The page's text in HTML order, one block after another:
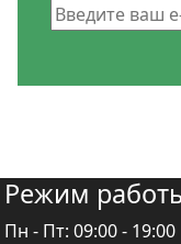
Режим
Пн - Пт: 09:00 - 19:00